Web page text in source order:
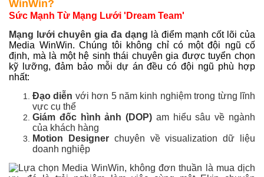
WinWin?
Sức Mạnh Từ Mạng Lưới 'Dream Team'
Mạng lưới chuyên gia đa dạng là điểm mạnh cốt lõi của
Media WinWin. Chúng tôi không chỉ có một đội ngũ cố
định, mà là một hệ sinh thái chuyên gia được tuyển chọn
kỹ lưỡng, đảm bảo mỗi dự án đều có đội ngũ phù hợp
nhất:
Đạo diễn với hơn 5 năm kinh nghiệm trong từng lĩnh
vực cụ thể
Giám đốc hình ảnh (DOP) am hiểu sâu về ngành
của khách hàng
Motion Designerchuyên về visualization dữ liệu
doanh nghiệp